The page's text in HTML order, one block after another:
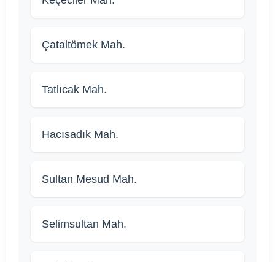
Çataltömek Mah.
Tatlıcak Mah.
Hacısadık Mah.
Sultan Mesud Mah.
Selimsultan Mah.